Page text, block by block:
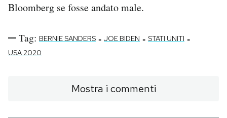
Bloomberg se fosse andato male.
Tag: BERNIE SANDERS - JOE BIDEN - STATI UNITI -
USA 2020
Mostra i commenti